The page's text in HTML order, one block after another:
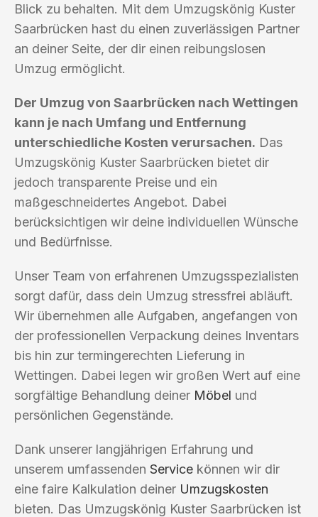
Blick zu behalten. Mit dem Umzugskönig Kuster
Saarbrücken hast du einen zuverlässigen Partner
an deiner Seite, der dir einen reibungslosen
Umzug ermöglicht.
Der Umzug von Saarbrücken nach Wettingen
kann je nach Umfang und Entfernung
unterschiedliche Kosten verursachen. Das
Umzugskönig Kuster Saarbrücken bietet dir
jedoch transparente Preise und ein
maßgeschneidertes Angebot. Dabei
berücksichtigen wir deine individuellen Wünsche
und Bedürfnisse.
Unser Team von erfahrenen Umzugsspezialisten
sorgt dafür, dass dein Umzug stressfrei abläuft.
Wir übernehmen alle Aufgaben, angefangen von
der professionellen Verpackung deines Inventars
bis hin zur termingerechten Lieferung in
Wettingen. Dabei legen wir großen Wert auf eine
sorgfältige Behandlung deiner Möbel und
persönlichen Gegenstände.
Dank unserer langjährigen Erfahrung und
unserem umfassenden Service können wir dir
eine faire Kalkulation deiner Umzugskosten
bieten. Das Umzugskönig Kuster Saarbrücken ist